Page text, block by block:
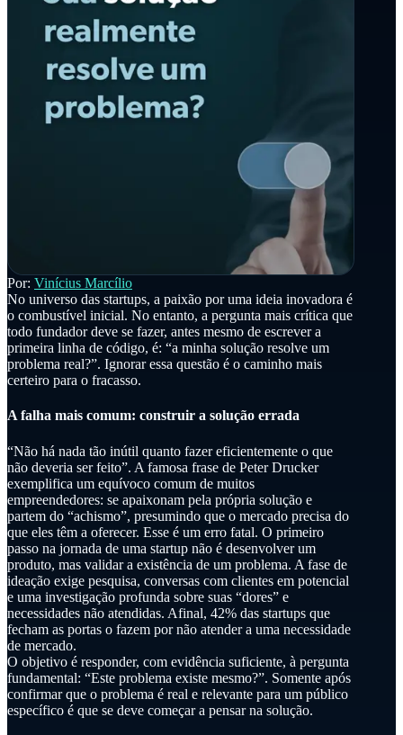
Por: Vinícius Marcílio
No universo das startups, a paixão por uma ideia inovadora é
o combustível inicial. No entanto, a pergunta mais crítica que
todo fundador deve se fazer, antes mesmo de escrever a
primeira linha de código, é: “a minha solução resolve um
problema real?”. Ignorar essa questão é o caminho mais
certeiro para o fracasso.
A falha mais comum: construir a solução errada
“Não há nada tão inútil quanto fazer eficientemente o que
não deveria ser feito”. A famosa frase de Peter Drucker
exemplifica um equívoco comum de muitos
empreendedores: se apaixonam pela própria solução e
partem do “achismo”, presumindo que o mercado precisa do
que eles têm a oferecer. Esse é um erro fatal. O primeiro
passo na jornada de uma startup não é desenvolver um
produto, mas validar a existência de um problema. A fase de
ideação exige pesquisa, conversas com clientes em potencial
e uma investigação profunda sobre suas “dores” e
necessidades não atendidas. Afinal, 42% das startups que
fecham as portas o fazem por não atender a uma necessidade
de mercado.
O objetivo é responder, com evidência suficiente, à pergunta
fundamental: “Este problema existe mesmo?”. Somente após
confirmar que o problema é real e relevante para um público
específico é que se deve começar a pensar na solução.